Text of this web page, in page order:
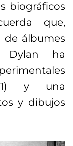
biográficos
que,
de álbumes
Dylan ha
y una
y dibujos